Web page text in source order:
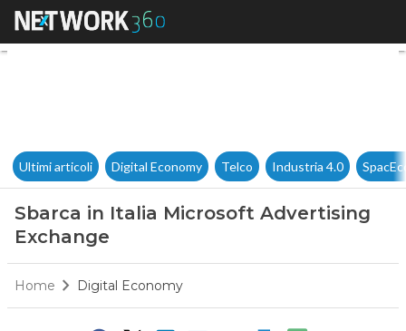
Sbarca in Italia Microsoft
Ultimi articoli Digital Economy Telco Industria 4.0
Sbarca in Italia Microsoft Advertising
Exchange
Home Digital Economy